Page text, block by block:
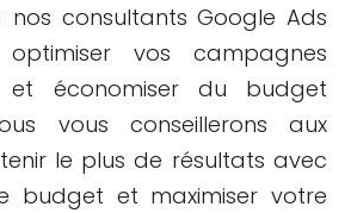
consultants Google Ads
vos campagnes
et économiser du budget
vous conseillerons aux
le plus de résultats avec
budget et maximiser votre